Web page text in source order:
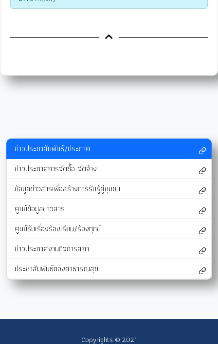
ข่าวประชาสัมพันธ์/ประกาศ
ข่าวประกาศการจัดซื้อ-จัดจ้าง
ข้อมูลข่าวสารเพื่อสร้างการรับรู้สู่ชุมชน
ศูนย์ข้อมูลข่าวสาร
ศูนย์รับเรื่องร้องเรียน/ร้องทุกข์
ข่าวประกาศงานกิจการสภา
ประชาสัมพันธ์กองสาธารณสุข
Copyrights © 2021